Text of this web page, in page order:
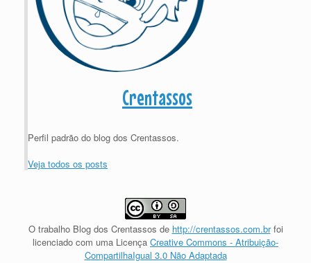
Crentassos
Perfil padrão do blog dos Crentassos.
Veja todos os posts
O trabalho Blog dos Crentassos de http://crentassos.com.brfoi
licenciado com uma Licença Creative Commons - Atribuição-
CompartilhaIgual 3.0 Não Adaptada